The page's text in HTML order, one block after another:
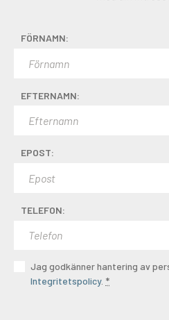
FÖRNAMN:
EFTERNAMN:
EPOST:
TELEFON:
Jag godkänner hantering av
Integritetspolicy. *